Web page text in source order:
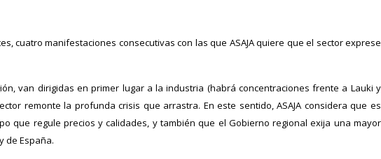
cuatro manifestaciones consecutivas con las que ASAJA quiere que el sector exprese
van dirigidas en primer lugar a la industria (habrá concentraciones frente a Lauki y
remonte la profunda crisis que arrastra. En este sentido, ASAJA considera que es
que regule precios y calidades, y también que el Gobierno regional exija una mayor
de España.